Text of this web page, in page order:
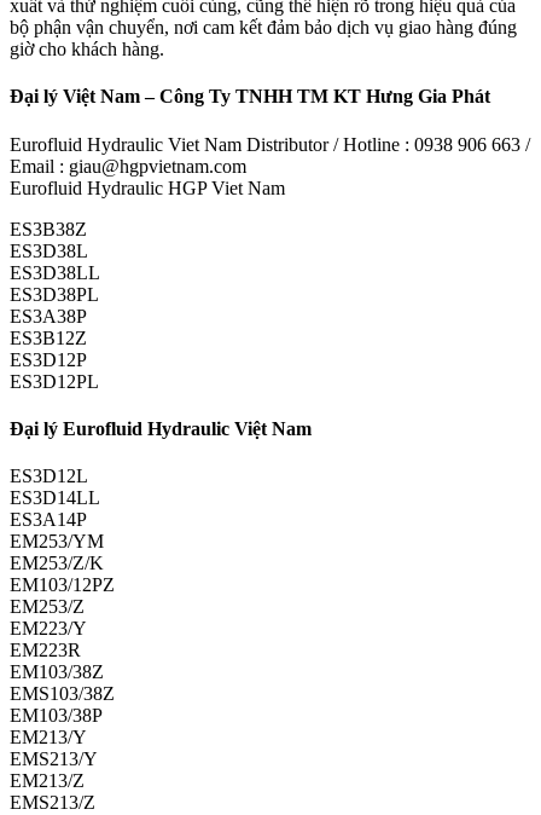
xuất và thử nghiệm cuối cùng, cũng thể hiện rõ trong hiệu quả của
bộ phận vận chuyển, nơi cam kết đảm bảo dịch vụ giao hàng đúng
giờ cho khách hàng.
Đại lý Việt Nam – Công Ty TNHH TM KT Hưng Gia Phát
Eurofluid Hydraulic Viet Nam Distributor / Hotline : 0938 906 663 /
Email : giau@hgpvietnam.com
Eurofluid Hydraulic HGP Viet Nam
ES3B38Z
ES3D38L
ES3D38LL
ES3D38PL
ES3A38P
ES3B12Z
ES3D12P
ES3D12PL
Đại lý Eurofluid Hydraulic Việt Nam
ES3D12L
ES3D14LL
ES3A14P
EM253/YM
EM253/Z/K
EM103/12PZ
EM253/Z
EM223/Y
EM223R
EM103/38Z
EMS103/38Z
EM103/38P
EM213/Y
EMS213/Y
EM213/Z
EMS213/Z